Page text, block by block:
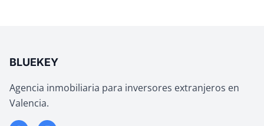
BLUEKEY
Agencia inmobiliaria para inversores extranjeros en
Valencia.